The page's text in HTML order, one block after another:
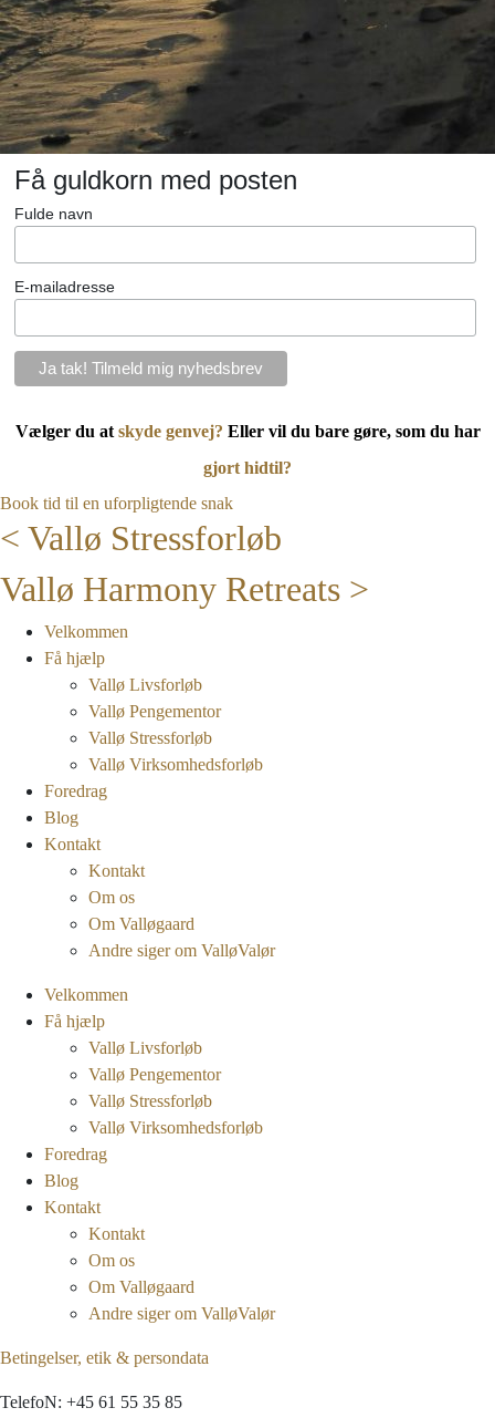
Få guldkorn med posten
Fulde navn
E-mailadresse
Vælger du at skyde genvej? Eller vil du bare gøre, som du har
gjort hidtil?
Book tid til en uforpligtende snak
< Vallø Stressforløb
Vallø Harmony Retreats >
Velkommen
Få hjælp
Vallø Livsforløb
Vallø Pengementor
Vallø Stressforløb
Vallø Virksomhedsforløb
Foredrag
Blog
Kontakt
Kontakt
Om os
Om Valløgaard
Andre siger om ValløValør
Velkommen
Få hjælp
Vallø Livsforløb
Vallø Pengementor
Vallø Stressforløb
Vallø Virksomhedsforløb
Foredrag
Blog
Kontakt
Kontakt
Om os
Om Valløgaard
Andre siger om ValløValør
Betingelser, etik & persondata
TelefoN: +45 61 55 35 85